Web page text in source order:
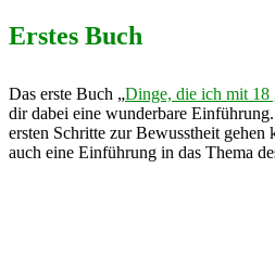
Erstes Buch
Das erste Buch „Dinge, die ich mit 18
dir dabei eine wunderbare
ersten Schritte zur Bewusstheit gehen
auch eine Einführung in das Thema